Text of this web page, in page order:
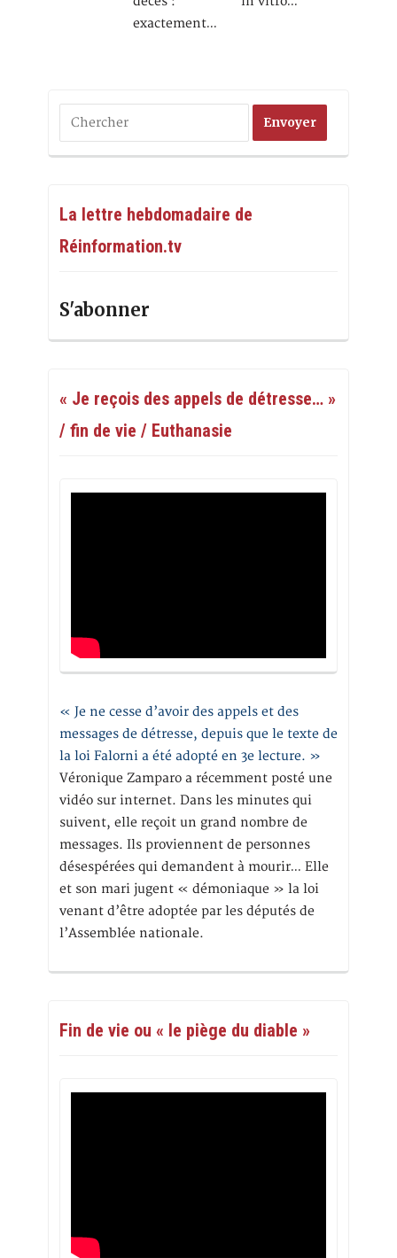
exactement…
La lettre hebdomadaire de
Réinformation.tv
S'abonner
« Je reçois des appels de détresse… »
/ fin de vie / Euthanasie
« Je ne cesse d’avoir des appels et des
messages de détresse, depuis que le texte de
la loi Falorni a été adopté en 3e lecture. »
Véronique Zamparo a récemment posté une
vidéo sur internet. Dans les minutes qui
suivent, elle reçoit un grand nombre de
messages. Ils proviennent de personnes
désespérées qui demandent à mourir… Elle
et son mari jugent « démoniaque » la loi
venant d’être adoptée par les députés de
l’Assemblée nationale.
Fin de vie ou « le piège du diable »